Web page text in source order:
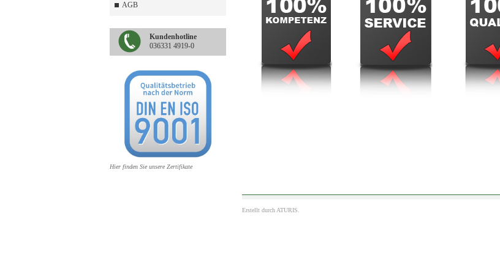
AGB
Kundenhotline
036331 4919-0
Hier finden Sie unsere Zertifikate
Erstellt durch ATURIS.